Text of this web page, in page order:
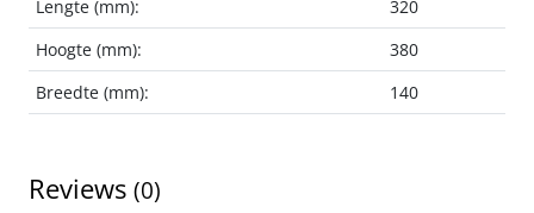
Lengte (mm):
320
Hoogte (mm):
380
Breedte (mm):
140
Reviews (0)